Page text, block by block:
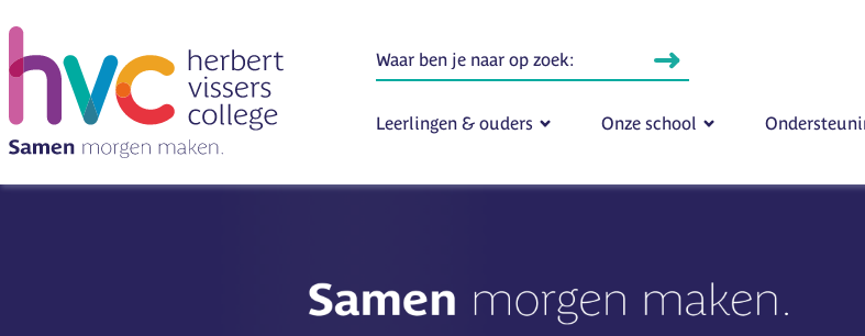
Leerlingen & ouders Onze school